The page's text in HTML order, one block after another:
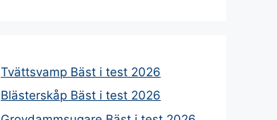
Tvättsvamp Bäst i test 2026
Blästerskåp Bäst i test 2026